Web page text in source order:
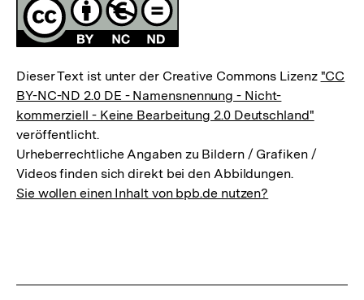
Dieser Text ist unter der Creative Commons Lizenz "CC
BY-NC-ND 2.0 DE - Namensnennung - Nicht-
kommerziell - Keine Bearbeitung 2.0 Deutschland"
veröffentlicht.
Urheberrechtliche Angaben zu Bildern / Grafiken /
Videos finden sich direkt bei den Abbildungen.
Sie wollen einen Inhalt von bpb.de nutzen?